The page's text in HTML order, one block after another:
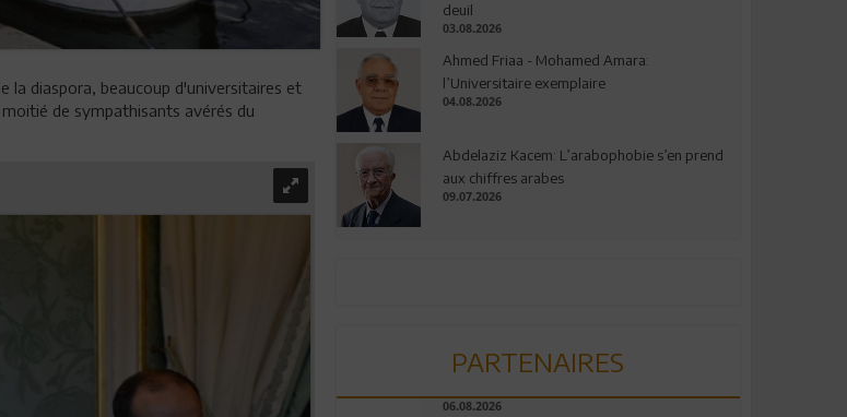
la diaspora, beaucoup d'universitaires et
de sympathisants avérés du
deuil
03.08.2026
Ahmed Friaa - Mohamed Amara:
l’Universitaire exemplaire
04.08.2026
Abdelaziz Kacem: L’arabophobie s’en prend
aux chiffres arabes
09.07.2026
PARTENAIRES
06.08.2026